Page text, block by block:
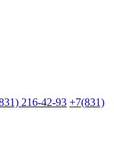
216-42-93 +7(831)